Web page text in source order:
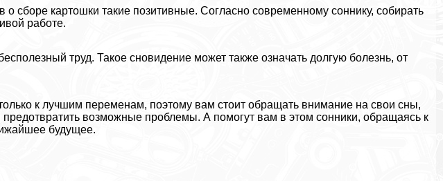
о сборе картошки такие позитивные. Согласно современному соннику, собирать
работе.
труд. Такое сновидение может также означать долгую болезнь, от
к лучшим переменам, поэтому вам стоит обращать внимание на свои сны,
возможные проблемы. А помогут вам в этом сонники, обращаясь к
будущее.